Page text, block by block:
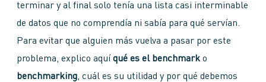
terminar y al final solo tenía una lista casi interminable
de datos que no comprendía ni sabía para qué servían.
Para evitar que alguien más vuelva a pasar por este
problema, explico aquí qué es el benchmarko
benchmarking, cuál es su utilidad y por qué debemos